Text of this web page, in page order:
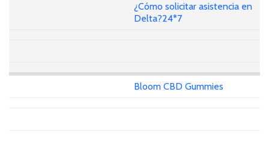
¿Cómo solicitar asistencia en
Delta?24*7
Bloom CBD Gummies